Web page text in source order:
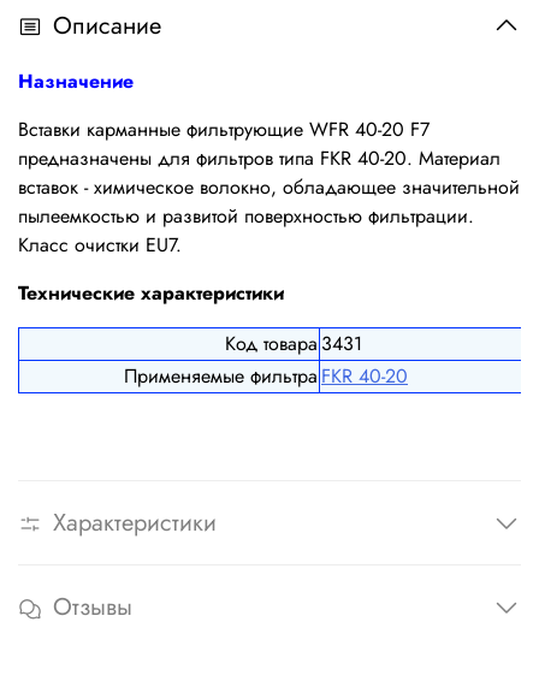
Описание
Назначение
Вставки карманные фильтрующие WFR 40-20 F7
предназначены для фильтров типа FKR 40-20. Материал
вставок - химическое волокно, обладающее значительной
пылеемкостью и развитой поверхностью фильтрации.
Класс очистки EU7.
Технические характеристики
Код товара 3431
Применяемые фильтра FКR 40-20
Характеристики
Отзывы